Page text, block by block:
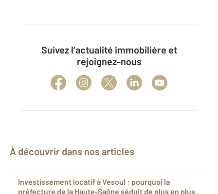
Suivez l’actualité immobilière et
rejoignez-nous
À découvrir dans nos articles
Investissement locatif à Vesoul : pourquoi la
préfecture de la Haute-Saône séduit de plus en plus